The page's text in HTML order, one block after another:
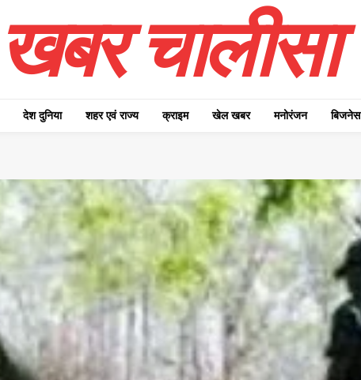
खबर चालीसा
देश दुनिया शहर एवं राज्य क्राइम खेल खबर मनोरंजन बिजनेस